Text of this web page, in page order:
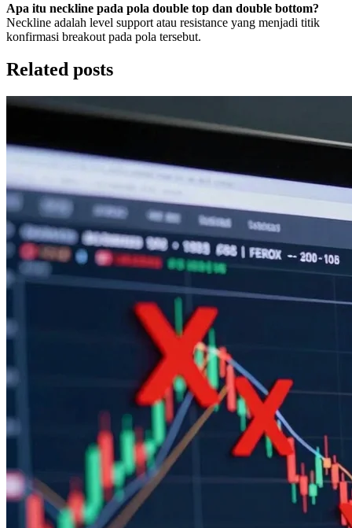
Apa itu neckline pada pola double top dan double bottom?
Neckline adalah level support atau resistance yang menjadi titik
konfirmasi breakout pada pola tersebut.
Related posts